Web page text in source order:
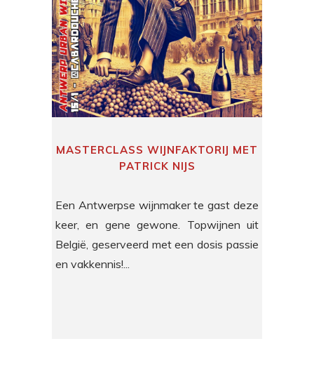
MASTERCLASS WIJNFAKTORIJ MET
PATRICK NIJS
Een Antwerpse wijnmaker te gast deze
keer, en gene gewone. Topwijnen uit
België, geserveerd met een dosis passie
en vakkennis!...